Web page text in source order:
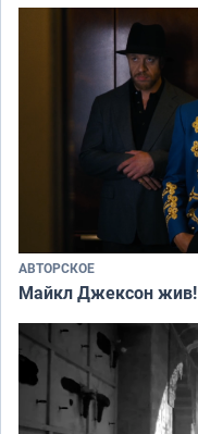
АВТОРСКОЕ
Майкл Джексон жив!